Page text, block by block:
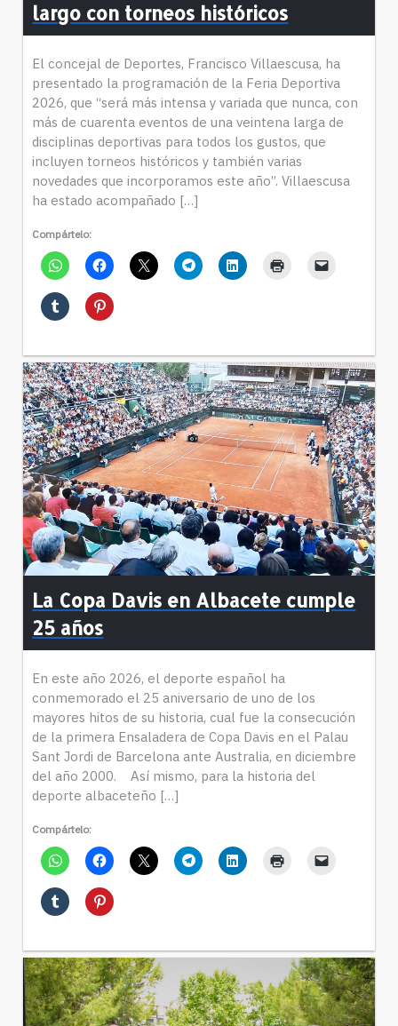
largo con torneos históricos
El concejal de Deportes, Francisco Villaescusa, ha
presentado la programación de la Feria Deportiva
2026, que “será más intensa y variada que nunca, con
más de cuarenta eventos de una veintena larga de
disciplinas deportivas para todos los gustos, que
incluyen torneos históricos y también varias
novedades que incorporamos este año”. Villaescusa
ha estado acompañado […]
Compártelo:
La Copa Davis en Albacete cumple
25 años
En este año 2026, el deporte español ha
conmemorado el 25 aniversario de uno de los
mayores hitos de su historia, cual fue la consecución
de la primera Ensaladera de Copa Davis en el Palau
Sant Jordi de Barcelona ante Australia, en diciembre
del año 2000. Así mismo, para la historia del
deporte albaceteño […]
Compártelo: